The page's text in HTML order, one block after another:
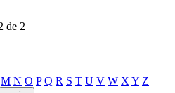
de 2
M N O P Q R S T U V W X Y Z